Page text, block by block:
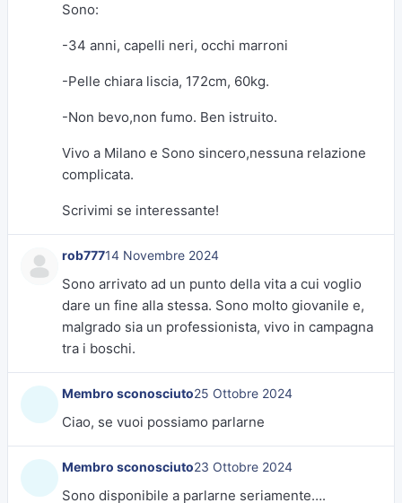
Sono:
-34 anni, capelli neri, occhi marroni
-Pelle chiara liscia, 172cm, 60kg.
-Non bevo,non fumo. Ben istruito.
Vivo a Milano e Sono sincero,nessuna relazione
complicata.
Scrivimi se interessante!
rob77714 Novembre 2024
Sono arrivato ad un punto della vita a cui voglio
dare un fine alla stessa. Sono molto giovanile e,
malgrado sia un professionista, vivo in campagna
tra i boschi.
Membro sconosciuto25 Ottobre 2024
Ciao, se vuoi possiamo parlarne
Membro sconosciuto23 Ottobre 2024
Sono disponibile a parlarne seriamente….